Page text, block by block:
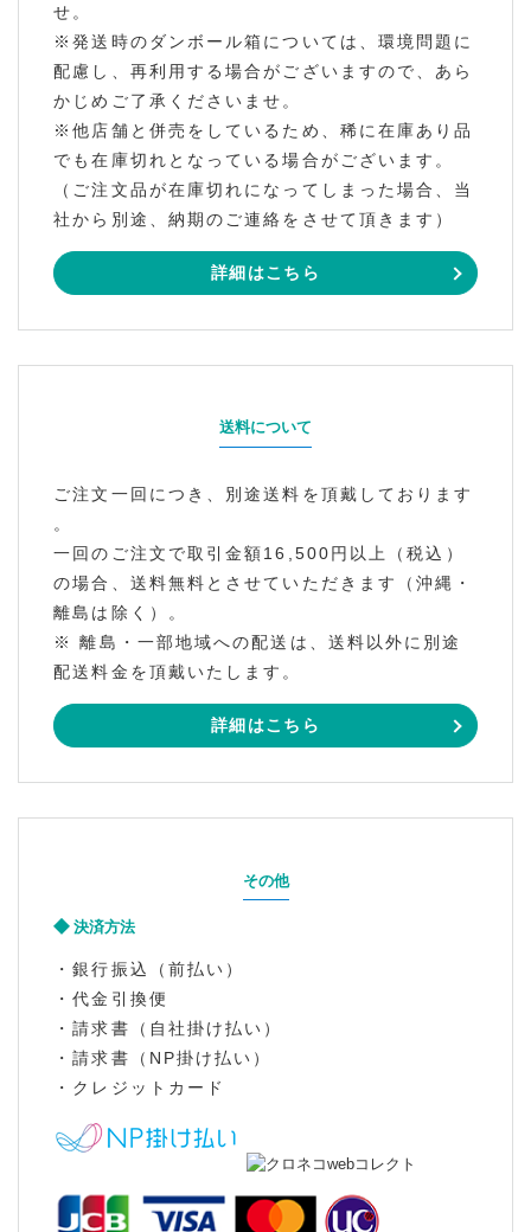
せ。
※発送時のダンボール箱については、環境問題に
配慮し、再利用する場合がございますので、あら
かじめご了承くださいませ。
※他店舗と併売をしているため、稀に在庫あり品
でも在庫切れとなっている場合がございます。
（ご注文品が在庫切れになってしまった場合、当
社から別途、納期のご連絡をさせて頂きます）
詳細はこちら
送料について
ご注文一回につき、別途送料を頂戴しております
。
一回のご注文で取引金額16,500円以上（税込）
の場合、送料無料とさせていただきます（沖縄・
離島は除く）。
※ 離島・一部地域への配送は、送料以外に別途
配送料金を頂戴いたします。
詳細はこちら
その他
決済方法
・銀行振込（前払い）
・代金引換便
・請求書（自社掛け払い）
・請求書（NP掛け払い）
・クレジットカード